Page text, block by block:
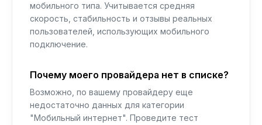
мобильного типа. Учитывается средняя
скорость, стабильность и отзывы реальных
пользователей, использующих мобильного
подключение.
Почему моего провайдера нет в списке?
Возможно, по вашему провайдеру еще
недостаточно данных для категории
"Мобильный интернет". Проведите тест